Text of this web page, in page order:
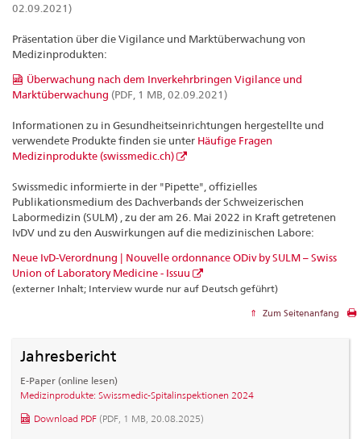
02.09.2021)
Präsentation über die Vigilance und Marktüberwachung von
Medizinprodukten:
Überwachung nach dem Inverkehrbringen Vigilance und
Marktüberwachung (PDF, 1 MB, 02.09.2021)
Informationen zu in Gesundheitseinrichtungen hergestellte und
verwendete Produkte finden sie unter Häufige Fragen
Medizinprodukte (swissmedic.ch)
Swissmedic informierte in der "Pipette", offizielles
Publikationsmedium des Dachverbands der Schweizerischen
Labormedizin (SULM) , zu der am 26. Mai 2022 in Kraft getretenen
IvDV und zu den Auswirkungen auf die medizinischen Labore:
Neue IvD-Verordnung | Nouvelle ordonnance ODiv by SULM – Swiss
Union of Laboratory Medicine - Issuu
(externer Inhalt; Interview wurde nur auf Deutsch geführt)
Zum Seitenanfang
Jahresbericht
E-Paper (online lesen)
Medizinprodukte: Swissmedic-Spitalinspektionen 2024
Download PDF (PDF, 1 MB, 20.08.2025)